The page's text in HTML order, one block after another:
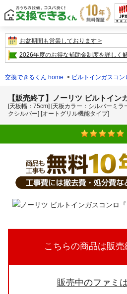
お盆期間も営業しております
2026年度のお得な補助金制度を詳しく
交換できるくん home ビルトインガスコン
【販売終了】ノーリツ ビルトイン
[天板幅：75cm] [天板カラー：シルバーミラ
クシルバー] [オートグリル機能タイプ]
こちらの商品は販売
販売中のファミ